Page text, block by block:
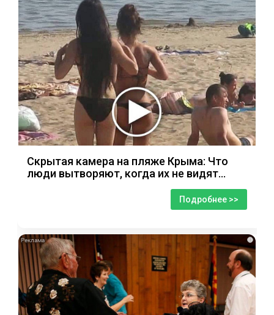
Скрытая камера на пляже Крыма: Что
люди вытворяют, когда их не видят...
Подробнее >>
i